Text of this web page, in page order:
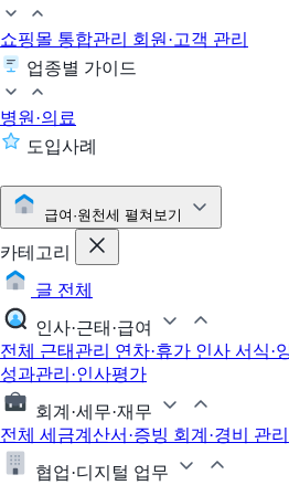
쇼핑몰 통합관리 회원·고객 관리
업종별 가이드
병원·의료
도입사례
급여·원천세 펼쳐보기
카테고리
글 전체
인사·근태·급여
전체 근태관리 연차·휴가 인사 서식·
성과관리·인사평가
회계·세무·재무
전체 세금계산서·증빙 회계·경비 관리
협업·디지털 업무